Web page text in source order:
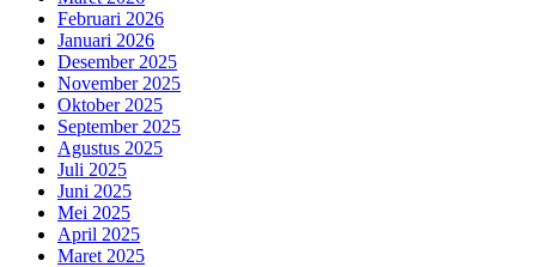
Februari 2026
Januari 2026
Desember 2025
November 2025
Oktober 2025
September 2025
Agustus 2025
Juli 2025
Juni 2025
Mei 2025
April 2025
Maret 2025